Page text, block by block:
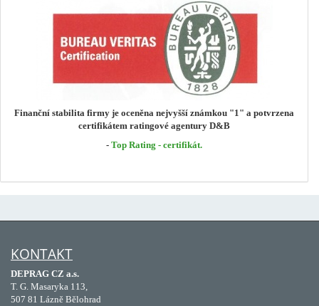
Finanční stabilita firmy je oceněna nejvyšší známkou "1" a potvrzena
certifikátem ratingové agentury D&B
- Top Rating - certifikát.
KONTAKT
DEPRAG CZ a.s.
T. G. Masaryka 113,
507 81 Lázně Bělohrad